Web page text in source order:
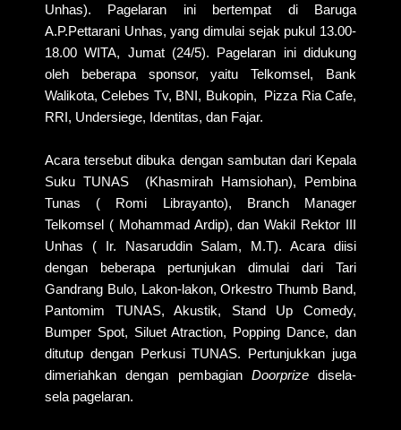
Unhas). Pagelaran ini bertempat di Baruga
A.P.Pettarani Unhas, yang dimulai sejak pukul 13.00-
18.00 WITA, Jumat (24/5). Pagelaran ini didukung
oleh beberapa sponsor, yaitu Telkomsel, Bank
Walikota, Celebes Tv, BNI, Bukopin, Pizza Ria Cafe,
RRI, Undersiege, Identitas, dan Fajar.
Acara tersebut dibuka dengan sambutan dari Kepala
Suku TUNAS (Khasmirah Hamsiohan), Pembina
Tunas ( Romi Librayanto), Branch Manager
Telkomsel ( Mohammad Ardip), dan Wakil Rektor III
Unhas ( Ir. Nasaruddin Salam, M.T). Acara diisi
dengan beberapa pertunjukan dimulai dari Tari
Gandrang Bulo, Lakon-lakon, Orkestro Thumb Band,
Pantomim TUNAS, Akustik, Stand Up Comedy,
Bumper Spot, Siluet Atraction, Popping Dance, dan
ditutup dengan Perkusi TUNAS. Pertunjukkan juga
dimeriahkan dengan pembagian Doorprizedisela-
sela pagelaran.